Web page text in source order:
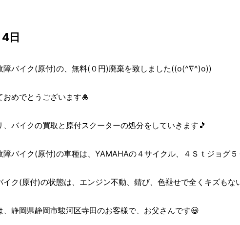
日
障バイク(原付)の、無料(０円)廃棄を致しました((o(^∇^)o))
おめでとうございます🎍
、バイクの買取と原付スクーターの処分をしていきます🎵
障バイク(原付)の車種は、YAMAHAの４サイクル、４Ｓｔジョグ
イク(原付)の状態は、エンジン不動、錆び、色褪せで全くキズもな
、静岡県静岡市駿河区寺田のお客様で、お父さんです😃